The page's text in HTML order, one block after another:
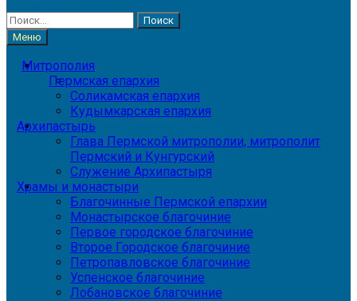
Найти:
Меню
Митрополия
Пермская епархия
Соликамская епархия
Кудымкарская епархия
Архипастырь
Глава Пермской митрополии, митрополит
Пермский и Кунгурский
Служение Архипастыря
Храмы и монастыри
Благочинные Пермской епархии
Монастырское благочиние
Первое городское благочиние
Второе Городское благочиние
Петропавловское благочиние
Успенское благочиние
Лобановское благочиние